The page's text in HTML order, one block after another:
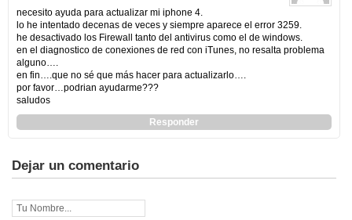
necesito ayuda para actualizar mi iphone 4.
lo he intentado decenas de veces y siempre aparece el error 3259.
he desactivado los Firewall tanto del antivirus como el de windows.
en el diagnostico de conexiones de red con iTunes, no resalta problema
alguno….
en fin….que no sé que más hacer para actualizarlo….
por favor…podrian ayudarme???
saludos
Responder
Dejar un comentario